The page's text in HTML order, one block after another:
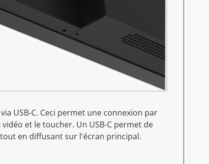
USB-C. Ceci permet une connexion par
et le toucher. Un USB-C permet de
en diffusant sur l'écran principal.